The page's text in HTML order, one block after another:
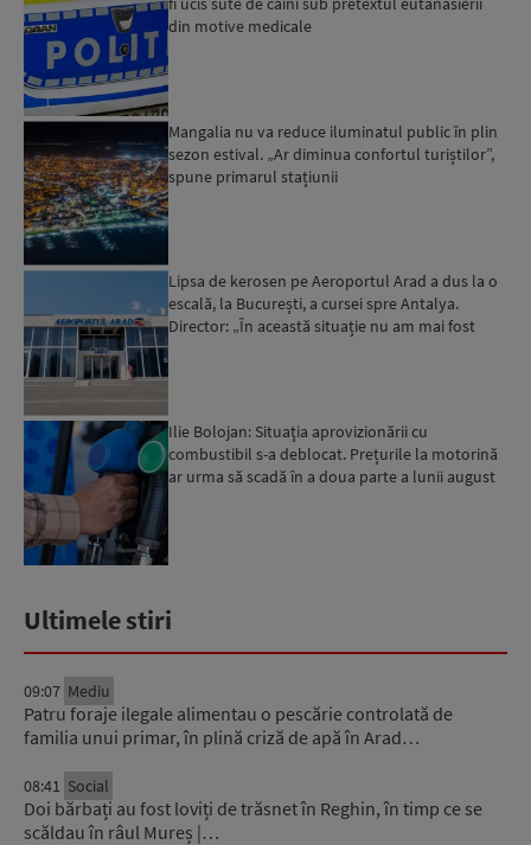
din motive medicale
Mangalia nu va reduce iluminatul public în plin
sezon estival. „Ar diminua confortul turiștilor”,
spune primarul stațiunii
Lipsa de kerosen pe Aeroportul Arad a dus la o
escală, la București, a cursei spre Antalya.
Director: „În această situație nu am mai fost
Ilie Bolojan: Situaţia aprovizionării cu
combustibil s-a deblocat. Prețurile la motorină
ar urma să scadă în a doua parte a lunii august
Ultimele stiri
09:07 Mediu
Patru foraje ilegale alimentau o pescărie controlată de
familia unui primar, în plină criză de apă în Arad…
08:41 Social
Doi bărbați au fost loviți de trăsnet în Reghin, în timp ce se
scăldau în râul Mureș |…